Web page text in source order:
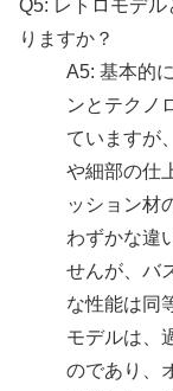
Q5: レトロモデ
りますか？
A5: 基本的
ンとテクノ
ていますが
や細部の仕
ッション材
わずかな違
せんが、バ
な性能は同
モデルは、
のであり、